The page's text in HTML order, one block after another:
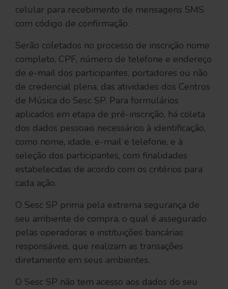
celular para recebimento de mensagens SMS
com código de confirmação.
Serão coletados no processo de inscrição nome
completo, CPF, número de telefone e endereço
de e-mail dos participantes, portadores ou não
de credencial plena, das atividades dos Centros
de Música do Sesc SP. Para formulários
aplicados em etapa de pré-inscrição, há coleta
dos dados pessoais necessários à identificação,
como nome, idade, e-mail e telefone, e à
seleção dos participantes, com finalidades
estabelecidas de acordo com os critérios para
cada ação.
O Sesc SP prima pela extrema segurança de
seu ambiente de compra, o qual é assegurado
pelas operadoras e instituições bancárias
responsáveis, que realizam as transações
diretamente em seus ambientes.
O Sesc SP não tem acesso aos dados do seu